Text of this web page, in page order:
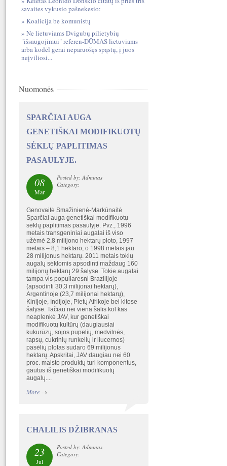
savaites vykusio pašnekesio:
Koalicija be komunistų
Ne lietuviams Dvigubų pilietybių
"išsaugojimui" referen-DŪMAS lietuviams
arba kodėl gerai neparuošęs spąstų, į juos
neįviliosi...
Nuomonės
SPARČIAI AUGA
GENETIŠKAI MODIFIKUOTŲ
SĖKLŲ PAPLITIMAS
PASAULYJE.
08
Mar
Posted by: Adminas
Category:
Genovaitė Smažinienė-Markūnaitė
Sparčiai auga genetiškai modifikuotų
sėklų paplitimas pasaulyje. Pvz., 1996
metais transgeniniai augalai iš viso
užėmė 2,8 milijono hektarų ploto, 1997
metais – 8,1 hektaro, o 1998 metais jau
28 milijonus hektarų. 2011 metais tokių
augalų sėklomis apsodinti maždaug 160
milijonų hektarų 29 šalyse. Tokie augalai
tampa vis populiaresni Brazilijoje
(apsodinti 30,3 milijonai hektarų),
Argentinoje (23,7 milijonai hektarų),
Kinijoje, Indijoje, Pietų Afrikoje bei kitose
šalyse. Tačiau nei viena šalis kol kas
neaplenkė JAV, kur genetiškai
modifikuotų kultūrų (daugiausiai
kukurūzų, sojos pupelių, medvilnės,
rapsų, cukrinių runkelių ir liucernos)
pasėlių plotas sudaro 69 milijonus
hektarų. Apskritai, JAV daugiau nei 60
proc. maisto produktų turi komponentus,
gautus iš genetiškai modifikuotų
augalų....
More→
CHALILIS DŽIBRANAS
23
Jul
Posted by: Adminas
Category: